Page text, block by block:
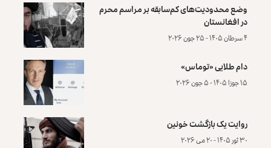
وضع محدودیت‌های کم‌سابقه بر مراسم محرم
در افغانستان
۴ سرطان ۱۴۰۵ - ۲۵ جون ۲۰۲۶
دام طلایی «توماس»
۱۵ جوزا ۱۴۰۵ - ۵ جون ۲۰۲۶
روایت یک بازگشت خونین
۳۰ ثور ۱۴۰۵ - ۲۰ می ۲۰۲۶